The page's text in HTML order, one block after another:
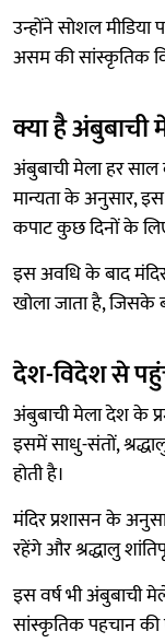
उन्होंने सोशल
असम की सांस्कृतिक
क्या है अंबुबाची
अंबुबाची मेला हर साल
मान्यता के अनुसार,
कपाट कुछ दिनों के
इस अवधि के बाद
खोला जाता है, जिसके
देश-विदेश से
अंबुबाची मेला देश के
इसमें साधु-संतों,
होती है।
मंदिर प्रशासन के
रहेंगे और श्रद्धालु
इस वर्ष भी अंबुबाची
सांस्कृतिक पहचान